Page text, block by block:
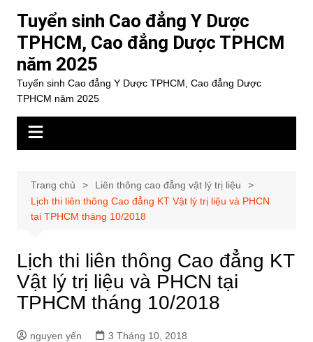
dung
Tuyển sinh Cao đẳng Y Dược
TPHCM, Cao đẳng Dược TPHCM
năm 2025
Tuyển sinh Cao đẳng Y Dược TPHCM, Cao đẳng Dược
TPHCM năm 2025
Trang chủ
Liên thông cao đẳng vật lý trị liệu
Lịch thi liên thông Cao đẳng KT Vật lý trị liệu và PHCN
tại TPHCM tháng 10/2018
Lịch thi liên thông Cao đẳng KT
Vật lý trị liệu và PHCN tại
TPHCM tháng 10/2018
nguyen yến
3 Tháng 10, 2018